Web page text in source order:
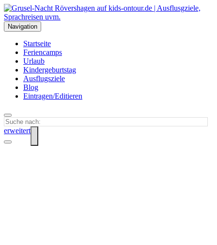
Navigation
Startseite
Feriencamps
Urlaub
Kindergeburtstag
Ausflugsziele
Blog
Eintragen/Editieren
erweitert